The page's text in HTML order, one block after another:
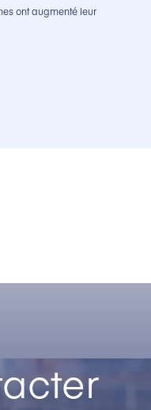
ont augmenté leur